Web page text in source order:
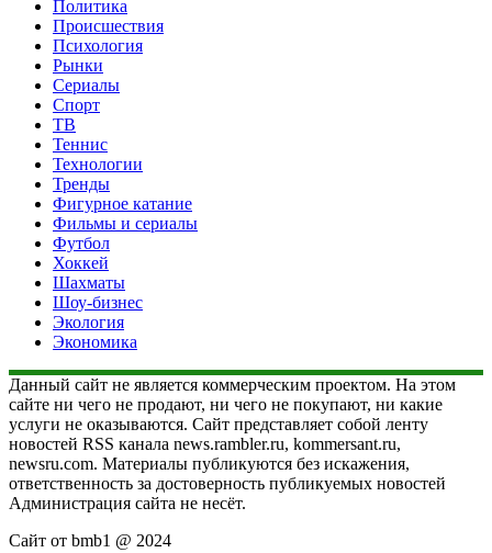
Политика
Происшествия
Психология
Рынки
Сериалы
Спорт
ТВ
Теннис
Технологии
Тренды
Фигурное катание
Фильмы и сериалы
Футбол
Хоккей
Шахматы
Шоу-бизнес
Экология
Экономика
Данный сайт не является коммерческим проектом. На этом
сайте ни чего не продают, ни чего не покупают, ни какие
услуги не оказываются. Сайт представляет собой ленту
новостей RSS канала news.rambler.ru, kommersant.ru,
newsru.com. Материалы публикуются без искажения,
ответственность за достоверность публикуемых новостей
Администрация сайта не несёт.
Сайт от bmb1 @ 2024